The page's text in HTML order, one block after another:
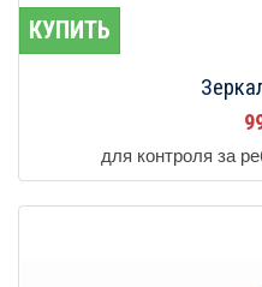
КУПИТЬ
для контроля за